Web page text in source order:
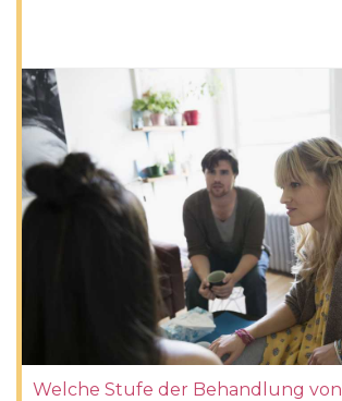
Welche Stufe der Behandlung von